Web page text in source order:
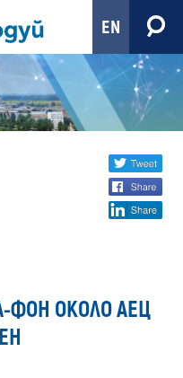
EN
Share
social
ФОН ОКОЛО АЕЦ